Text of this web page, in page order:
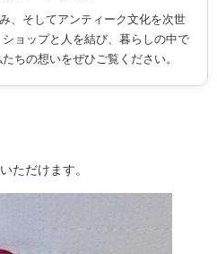
、そしてアンティーク文化を次世
ョップと人を結び、暮らしの中で
ちの想いをぜひご覧ください。
ただけます。